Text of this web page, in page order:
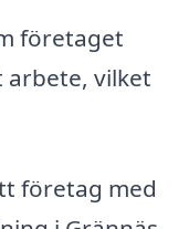
företaget
vilket
företag med